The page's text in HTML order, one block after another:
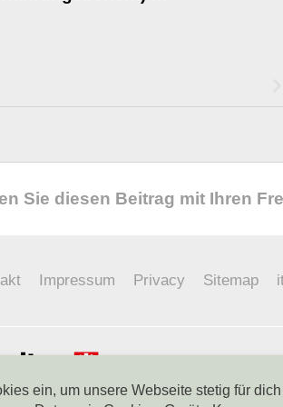
Sie diesen Beitrag mit Ihren
Impressum Privacy Sitemap
I-39100 Bozen - Südtirol -
ein, um unsere Webseite stetig für